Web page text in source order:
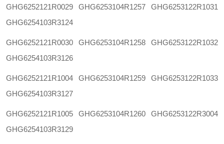
GHG6252121R0029 GHG6253104R1257
GHG6253122R1031
GHG6254103R3124
GHG6252121R0030 GHG6253104R1258
GHG6253122R1032
GHG6254103R3126
GHG6252121R1004 GHG6253104R1259
GHG6253122R1033
GHG6254103R3127
GHG6252121R1005 GHG6253104R1260
GHG6253122R3004
GHG6254103R3129